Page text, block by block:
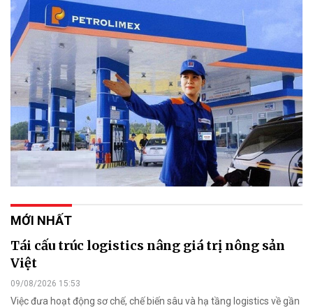
MỚI NHẤT
Tái cấu trúc logistics nâng giá trị nông sản
Việt
09/08/2026 15:53
Việc đưa hoạt động sơ chế, chế biến sâu và hạ tầng logistics về gần